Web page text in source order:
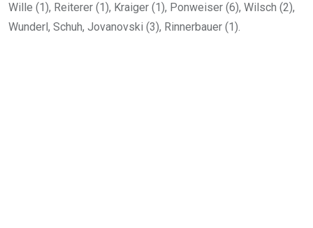
Wille (1), Reiterer (1), Kraiger (1), Ponweiser (6), Wilsch (2),
Wunderl, Schuh, Jovanovski (3), Rinnerbauer (1).